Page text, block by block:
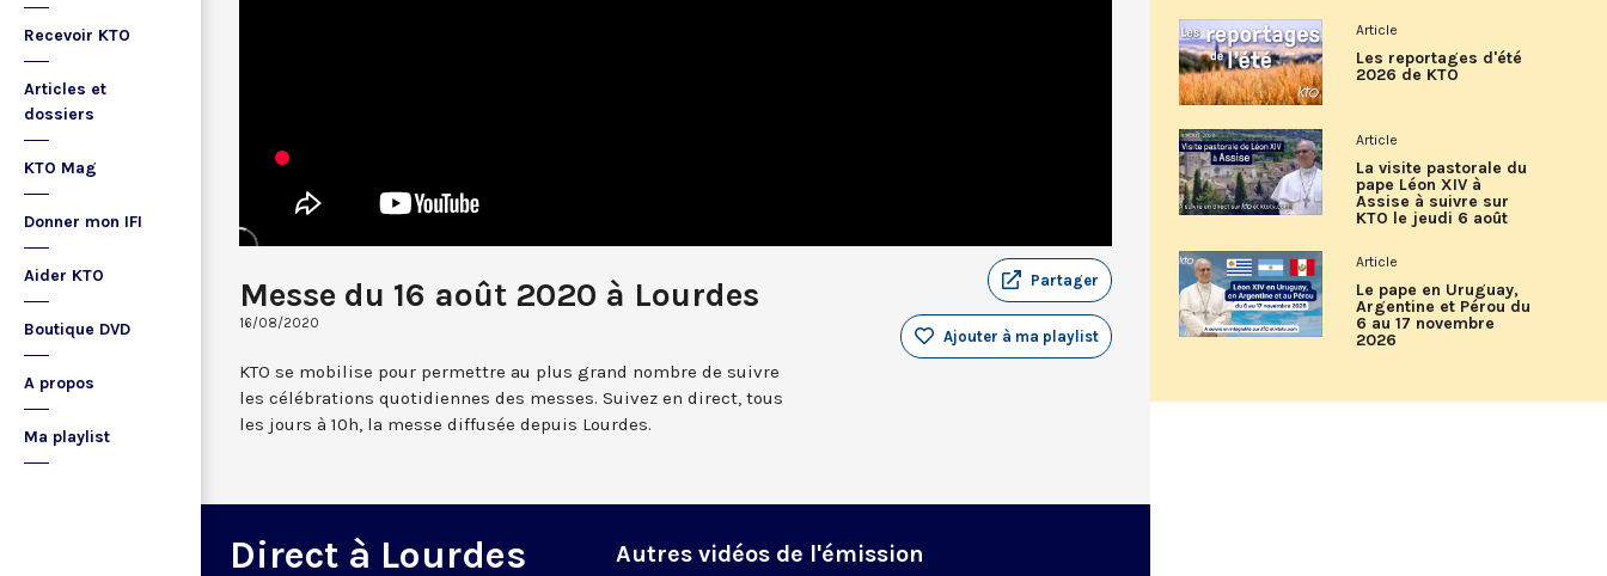
Recevoir KTO
Articles et
dossiers
KTO Mag
Donner mon IFI
Aider KTO
Boutique DVD
A propos
Ma playlist
Messe du 16 août 2020 à Lourdes
16/08/2020
Partager
Ajouter à ma playlist
KTO se mobilise pour permettre au plus grand nombre de suivre
les célébrations quotidiennes des messes. Suivez en direct, tous
les jours à 10h, la messe diffusée depuis Lourdes.
Direct à Lourdes Autres vidéos de l'émission
Article
Les reportages d'été
2026 de KTO
Article
La visite pastorale du
pape Léon XIV à
Assise à suivre sur
KTO le jeudi 6 août
Article
Le pape en Uruguay,
Argentine et Pérou du
6 au 17 novembre
2026